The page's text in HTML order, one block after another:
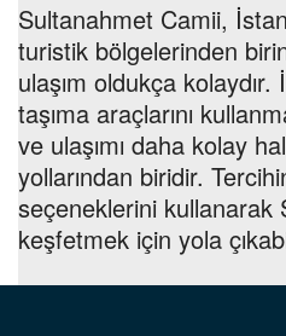
Sultanahmet Camii,
turistik bölgelerinden
ulaşım oldukça
taşıma araçlarını
ve ulaşımı daha kolay
yollarından biridir.
seçeneklerini kullanarak
keşfetmek için yola